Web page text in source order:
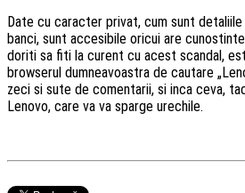
Date cu caracter privat, cum sunt
banci, sunt accesibile oricui are
doriti sa fiti la curent cu acest scandal,
browserul dumneavoastra de cautare
zeci si sute de comentarii, si inca ceva,
Lenovo, care va va sparge urechile.